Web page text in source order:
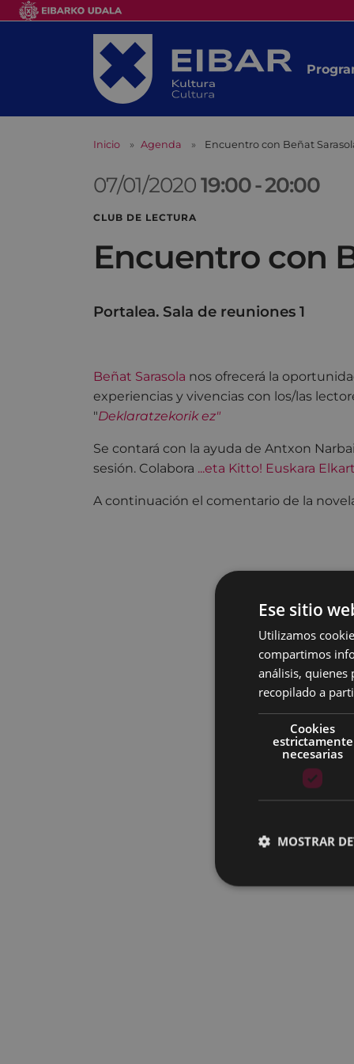
Inicio Agenda Encuentro con Beñat
07/01/202019:00-20:00
CLUB DE LECTURA
Encuentro con
Portalea. Sala de reuniones 1
Beñat Sarasola nos ofrecerá la
experiencias y vivencias con los/las
"Deklaratzekorik ez"
Se contará con la ayuda de Antxon
sesión. Colabora ...eta Kitto! Euskara
A continuación el comentario de la
Ese sitio
Utilizamos
compartimos
análisis,
recopilado a
Cookies
estrictamente
necesarias
MOSTRAR